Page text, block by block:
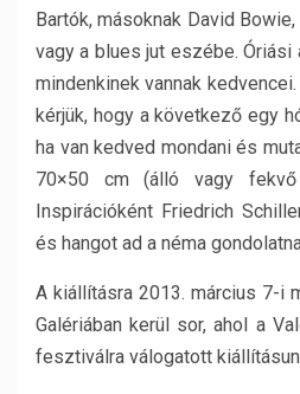
Bartók, másoknak David
vagy a blues jut eszébe.
mindenkinek vannak
kérjük, hogy a következő egy
ha van kedved mondani és
70×50 cm (álló vagy fekvő
Inspirációként Friedrich
és hangot ad a néma
A kiállításra 2013. március 7-i
Galériában kerül sor, ahol a
fesztiválra válogatott